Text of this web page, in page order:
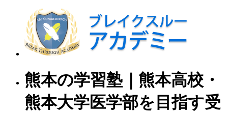
熊本の学習塾｜熊本高校・
熊本大学医学部を目指す受